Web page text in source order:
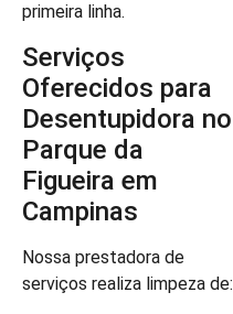
primeira linha.
Serviços
Oferecidos para
Desentupidora no
Parque da
Figueira em
Campinas
Nossa prestadora de
serviços realiza limpeza de: